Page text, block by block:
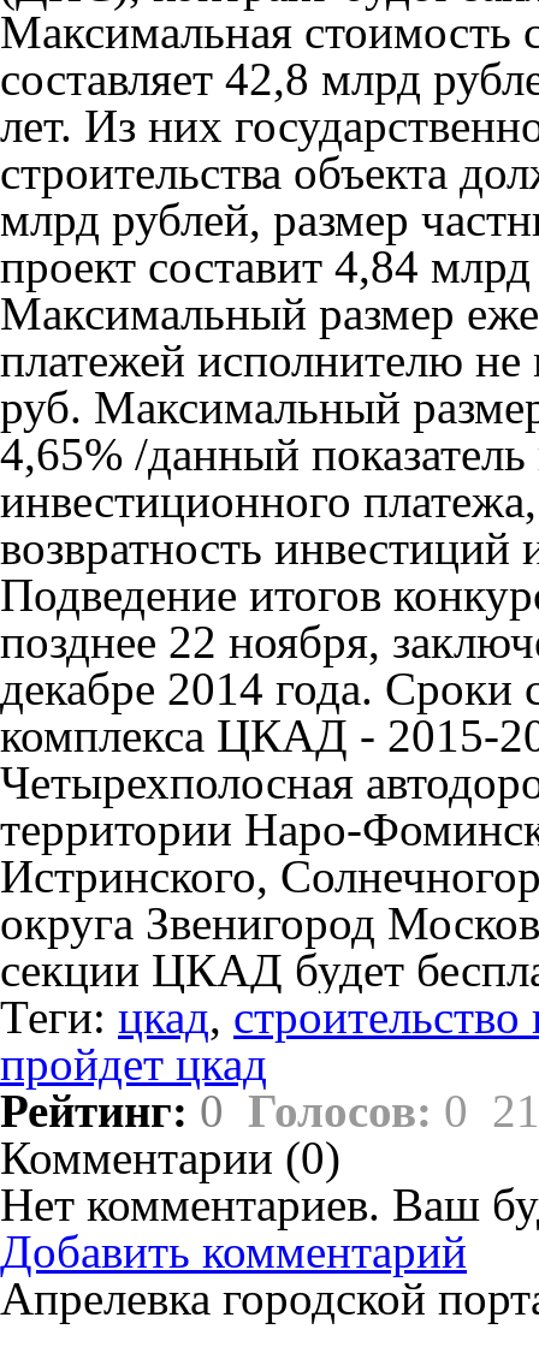
Максимальная стоимость
составляет 42,8 млрд
лет. Из них
строительства объекта
млрд рублей, размер
проект составит 4,84
Максимальный размер
платежей исполнителю
руб. Максимальный
4,65% /данный показатель
инвестиционного
возвратность инвестиций
Подведение итогов
позднее 22 ноября,
декабре 2014 года. Сроки
комплекса ЦКАД - 2015-
Четырехполосная
территории Наро-
Истринского,
округа Звенигород
секции ЦКАД будет
Теги: цкад, строительство
пройдет цкад
Рейтинг: 0 Голосов: 0
Комментарии (0)
Нет комментариев. Ваш
Добавить комментарий
Апрелевка городской